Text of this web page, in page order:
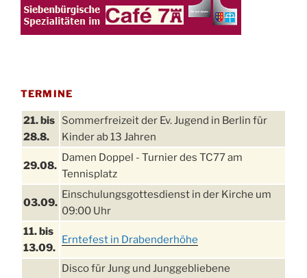
TERMINE
21. bis
28.8.
Sommerfreizeit der Ev. Jugend in Berlin für
Kinder ab 13 Jahren
29.08.
Damen Doppel - Turnier des TC77 am
Tennisplatz
03.09.
Einschulungsgottesdienst in der Kirche um
09:00 Uhr
11. bis
13.09.
Erntefest in Drabenderhöhe
Disco für Jung und Junggebliebene